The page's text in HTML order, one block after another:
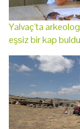
Yalvaç'ta
eşsiz bir kap buldu